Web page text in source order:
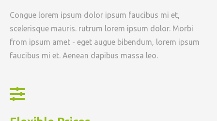
Congue lorem ipsum dolor ipsum faucibus mi et,
scelerisque mauris. rutrum lorem ipsum dolor. Morbi
from ipsum amet - eget augue bibendum, lorem ipsum
faucibus mi et. Aenean dapibus massa leo.